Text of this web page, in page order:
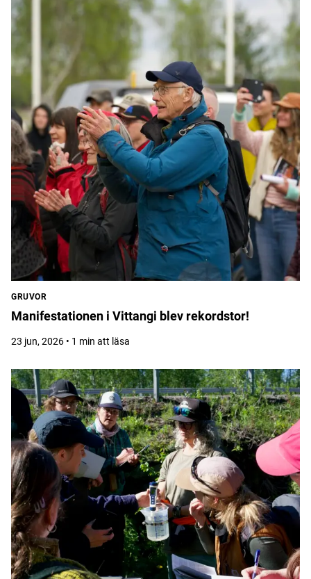
GRUVOR
Manifestationen i Vittangi blev rekordstor!
23 jun, 2026 • 1 min att läsa